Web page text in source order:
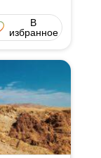
В
избранное